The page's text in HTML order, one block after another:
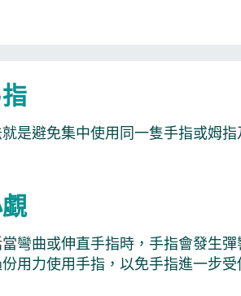
是避免集中使用同一隻手指或姆
彎曲或伸直手指時，手指會發生
用力使用手指，以免手指進一步受